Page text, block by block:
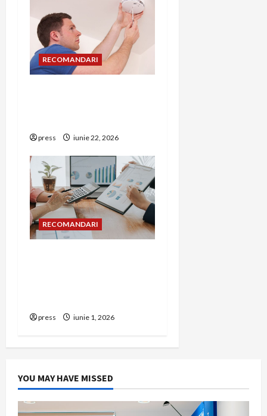
RECOMANDARI
press iunie 22, 2026
RECOMANDARI
press iunie 1, 2026
YOU MAY HAVE MISSED